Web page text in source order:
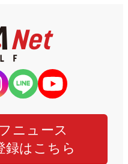
ニュース
録はこちら